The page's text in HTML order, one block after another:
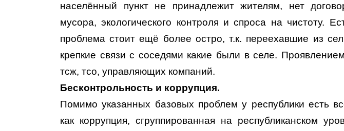
населённый пункт не принадлежит жителям, нет
мусора, экологического контроля и спроса на чистоту.
проблема стоит ещё более остро, т.к. переехавшие из
крепкие связи с соседями какие были в селе.
тсж, тсо, управляющих компаний.
Бесконтрольность и коррупция.
Помимо указанных базовых проблем у республики есть
как коррупция, сгруппированная на республиканском